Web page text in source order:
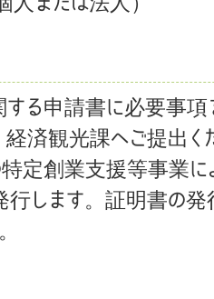
する申請書に必要事項
済観光課へご提出く
特定創業支援等事業
します。証明書の発